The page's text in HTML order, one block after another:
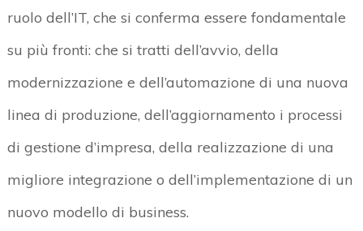
ruolo dell’IT, che si conferma essere fondamentale
su più fronti: che si tratti dell’avvio, della
modernizzazione e dell’automazione di una nuova
linea di produzione, dell’aggiornamento i processi
di gestione d’impresa, della realizzazione di una
migliore integrazione o dell’implementazione di un
nuovo modello di business.